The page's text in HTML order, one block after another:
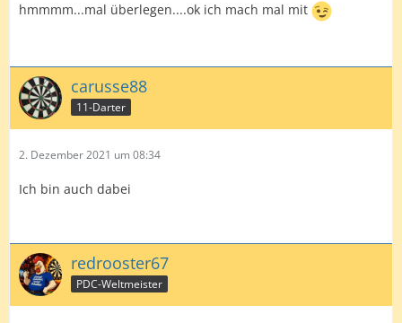
hmmmm...mal überlegen....ok ich mach mal mit
carusse88
11-Darter
2. Dezember 2021 um 08:34
Ich bin auch dabei
redrooster67
PDC-Weltmeister